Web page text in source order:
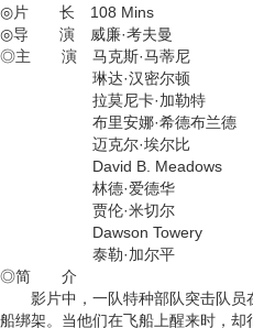
◎片 长 108 Mins
◎导 演 威廉·考夫曼
◎主 演 马克斯·马蒂尼
琳达·汉密尔顿
拉莫尼卡·加勒特
布里安娜·希德布兰德
迈克尔·埃尔比
David B. Meadows
林德·爱德华
贾伦·米切尔
Dawson Towery
泰勒·加尔平
◎简 介
影片中，一队特种部队突击队员
船绑架。当他们在飞船上醒来时，